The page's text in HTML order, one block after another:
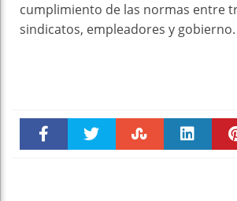
cumplimiento de las normas entre
sindicatos, empleadores y gobierno.